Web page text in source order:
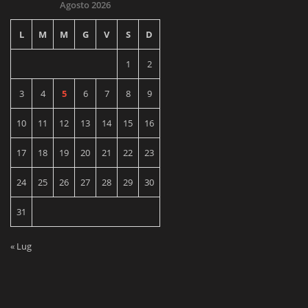
Agosto 2026
L M M G V S D
1 2
3 4 5 6 7 8 9
10 11 12 13 14 15 16
17 18 19 20 21 22 23
24 25 26 27 28 29 30
31
« Lug